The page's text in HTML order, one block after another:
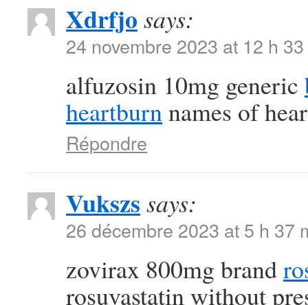
Xdrfjo says:
24 novembre 2023 at 12 h
alfuzosin 10mg generic
heartburnnames of
Répondre
Vukszs says:
26 décembre 2023 at 5 h 37
zovirax 800mg brand
rosuvastatin without